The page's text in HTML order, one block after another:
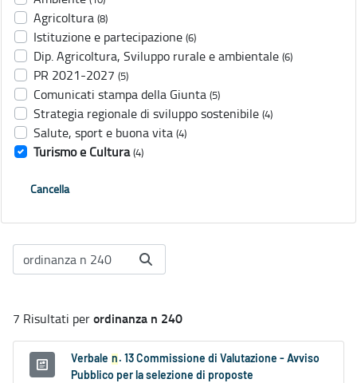
Agricoltura (8)
Istituzione e partecipazione (6)
Dip. Agricoltura, Sviluppo rurale e ambientale (6)
PR 2021-2027 (5)
Comunicati stampa della Giunta (5)
Strategia regionale di sviluppo sostenibile (4)
Salute, sport e buona vita (4)
Turismo e Cultura (4)
Cancella
7 Risultati perordinanza n 240
Verbale n . 13 Commissione di Valutazione - Avviso
Pubblico per la selezione di proposte